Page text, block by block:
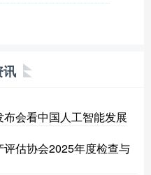
讯
会看中国人工智能发展
估协会2025年度检查与